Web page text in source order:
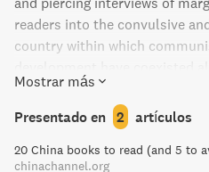
readers into the convulsive
country within which
starvation and cannibalism, of
control, and of violence and
the book leads readers
traditions and beliefs,
Mostrar más
Presentado en 2 artículos
20 China books to read (and 5 to
chinachannel.org